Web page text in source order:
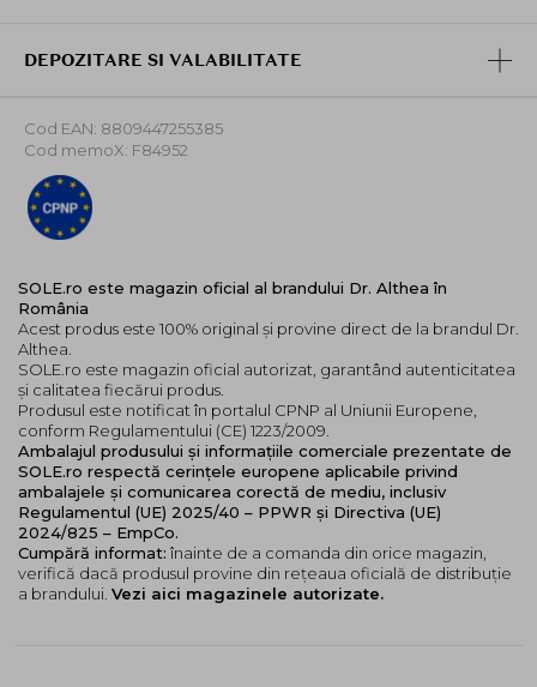
DEPOZITARE SI VALABILITATE
Cod EAN: 8809447255385
Cod memoX: F84952
SOLE.ro este magazin oficial al brandului Dr. Althea în
România
Acest produs este 100% original și provine direct de la brandul Dr.
Althea.
SOLE.ro este magazin oficial autorizat, garantând autenticitatea
și calitatea fiecărui produs.
Produsul este notificat în portalul CPNP al Uniunii Europene,
conform Regulamentului (CE) 1223/2009.
Ambalajul produsului și informațiile comerciale prezentate de
SOLE.ro respectă cerințele europene aplicabile privind
ambalajele și comunicarea corectă de mediu, inclusiv
Regulamentul (UE) 2025/40 – PPWR și Directiva (UE)
2024/825 – EmpCo.
Cumpără informat: înainte de a comanda din orice magazin,
verifică dacă produsul provine din rețeaua oficială de distribuție
a brandului. Vezi aici magazinele autorizate.